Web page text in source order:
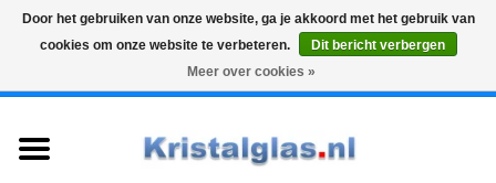
Graveren
Door het gebruiken van onze website, ga je akkoord met het gebruik van
cookies om onze website te verbeteren.
Dit bericht verbergen
Meer over cookies »